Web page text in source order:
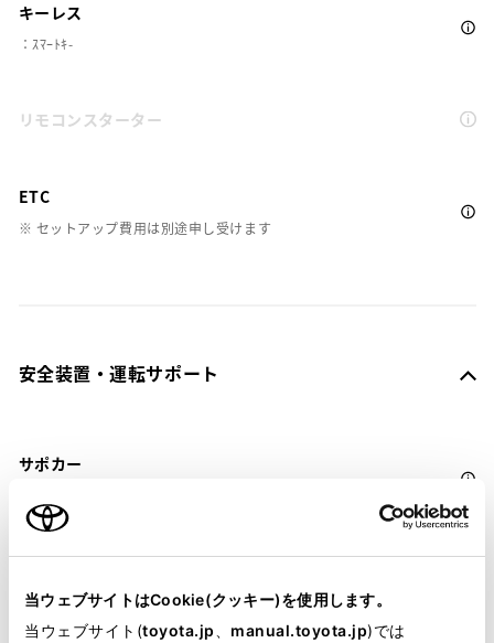
当ウェブサイトはCookie(クッキー)を使用します。
当ウェブサイト(toyota.jp manual.toyota.jp)では
キーレス
：ｽﾏｰﾄｷ-
リモコンスターター
ETC
※ セットアップ費用は別途申し受けます
安全装置・運転サポート
サポカー
Toyota Safety Sense・Lexus Safety Systemのﾌﾟﾘｸﾗｯｼｭｾｰﾌﾃｨ
（対車両・歩行者）